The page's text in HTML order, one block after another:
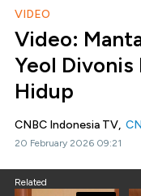
VIDEO
Video:
Yeol Divonis
Hidup
CNBC Indonesia TV,
20 February 2026 09:21
Related